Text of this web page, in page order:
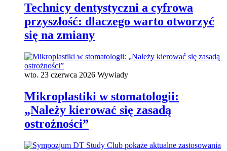
Technicy dentystyczni a cyfrowa
przyszłość: dlaczego warto otworzyć
się na zmiany
wto. 23 czerwca 2026 Wywiady
Mikroplastiki w stomatologii:
„Należy kierować się zasadą
ostrożności”